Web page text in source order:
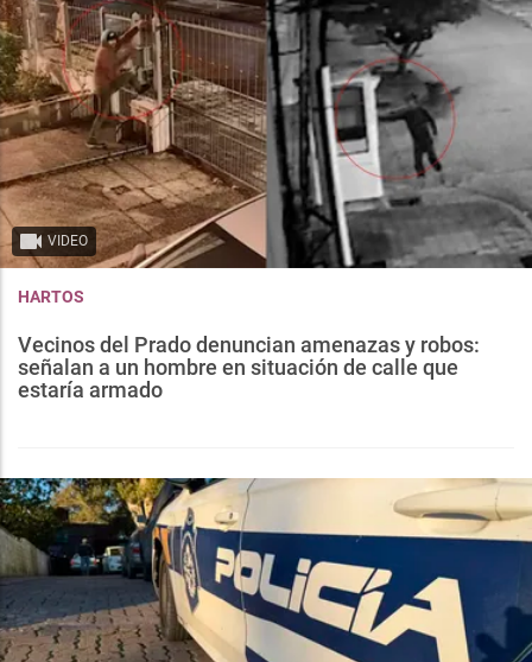
VIDEO
HARTOS
Vecinos del Prado denuncian amenazas y robos:
señalan a un hombre en situación de calle que
estaría armado